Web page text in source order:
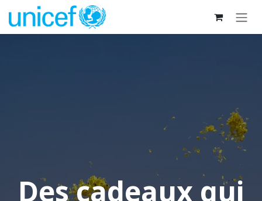
Se rendre au contenu
Des cadeaux qui